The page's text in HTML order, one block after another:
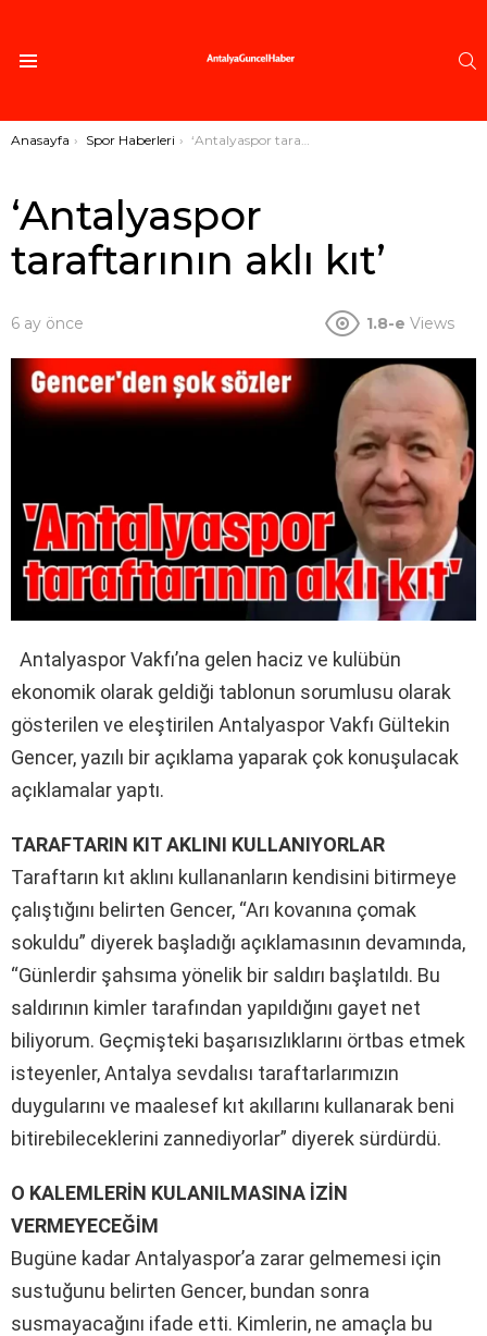
Buradasınız:
Anasayfa Spor Haberleri ‘Antalyaspor taraftarının aklı kıt’
‘Antalyaspor
taraftarının aklı kıt’
6 ay önce 1.8-e Views
Antalyaspor Vakfı’na gelen haciz ve kulübün
ekonomik olarak geldiği tablonun sorumlusu olarak
gösterilen ve eleştirilen Antalyaspor Vakfı Gültekin
Gencer, yazılı bir açıklama yaparak çok konuşulacak
açıklamalar yaptı.
TARAFTARIN KIT AKLINI KULLANIYORLAR
Taraftarın kıt aklını kullananların kendisini bitirmeye
çalıştığını belirten Gencer, “Arı kovanına çomak
sokuldu” diyerek başladığı açıklamasının devamında,
“Günlerdir şahsıma yönelik bir saldırı başlatıldı. Bu
saldırının kimler tarafından yapıldığını gayet net
biliyorum. Geçmişteki başarısızlıklarını örtbas etmek
isteyenler, Antalya sevdalısı taraftarlarımızın
duygularını ve maalesef kıt akıllarını kullanarak beni
bitirebileceklerini zannediyorlar” diyerek sürdürdü.
O KALEMLERİN KULANILMASINA İZİN
VERMEYECEĞİM
Bugüne kadar Antalyaspor’a zarar gelmemesi için
sustuğunu belirten Gencer, bundan sonra
susmayacağını ifade etti. Kimlerin, ne amaçla bu